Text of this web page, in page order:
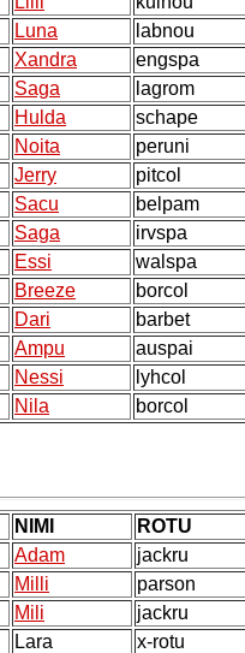
Luna
labnou
Xandra
engspa
Saga
lagrom
Hulda
schape
Noita
peruni
Jerry
pitcol
Sacu
belpam
Saga
irvspa
Essi
walspa
Breeze
borcol
Dari
barbet
Ampu
auspai
Nessi
lyhcol
Nila borcol
NIMI
ROTU
Adam
jackru
Milli
parson
Mili
jackru
Lara
x-rotu